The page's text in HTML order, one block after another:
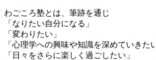
わごころ塾とは、筆跡を通じ
「なりたい自分になる」
「変わりたい」
「心理学への興味や知識を深めていきた
「日々をさらに楽しく過ごしたい」